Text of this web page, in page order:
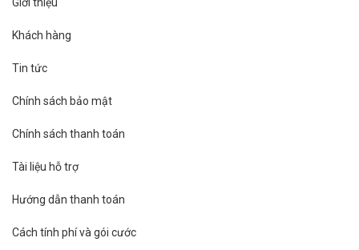
Khách hàng
Tin tức
Chính sách bảo mật
Chính sách thanh toán
Tài liệu hỗ trợ
Hướng dẫn thanh toán
Cách tính phí và gói cước